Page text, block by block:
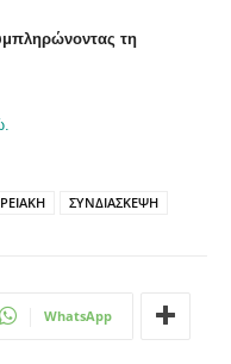
τη
ΣΥΝΔΙΑΣΚΕΨΗ
WhatsApp